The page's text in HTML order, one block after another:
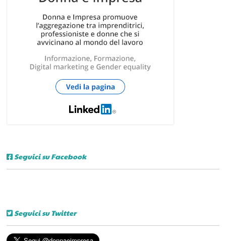
Seguici su Facebook
Seguici su Twitter